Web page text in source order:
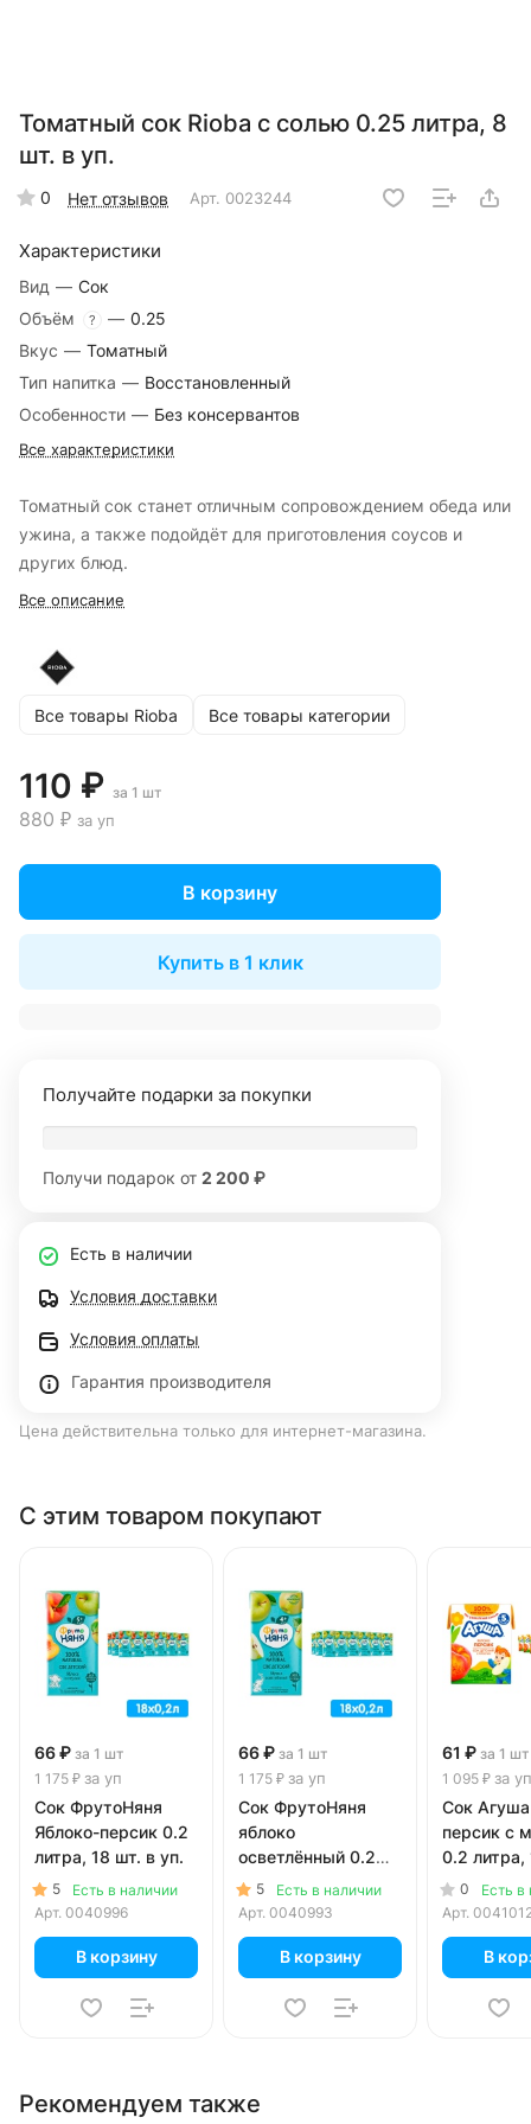
Томатный сок Rioba с солью 0.25 литра, 8
шт. в уп.
0 Нет отзывов Арт. 0023244
Характеристики
Вид — Сок
Объём
? — 0.25
Вкус — Томатный
Тип напитка — Восстановленный
Особенности — Без консервантов
Все характеристики
Томатный сок станет отличным сопровождением обеда или
ужина, а также подойдёт для приготовления соусов и
других блюд.
Все описание
Все товары Rioba Все товары категории
110 ₽ за 1 шт
880 ₽ за уп
В корзину
Купить в 1 клик
Получайте подарки за покупки
Получи подарок от 2 200 ₽
Есть в наличии
Условия доставки
Условия оплаты
Гарантия производителя
Цена действительна только для интернет-магазина.
С этим товаром покупают
66 ₽ за 1 шт
1 175 ₽ за уп
Сок ФрутоНяня
Яблоко-персик 0.2
литра, 18 шт. в уп.
5
Есть в наличии
Арт. 0040996
В корзину
66 ₽ за 1 шт
1 175 ₽ за уп
Сок ФрутоНяня
яблоко
осветлённый 0.2
литра, 18 шт. в уп.
5
Есть в наличии
Арт. 0040993
В корзину
61 ₽ за 1 шт
1 095 ₽ за уп
Сок
персик с
0.2 литра,
уп.0
Есть в
Арт.
В
Рекомендуем также